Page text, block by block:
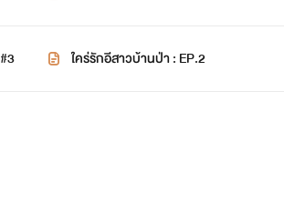
#3 ใคร่รักอีสาวบ้านป่า : EP.2